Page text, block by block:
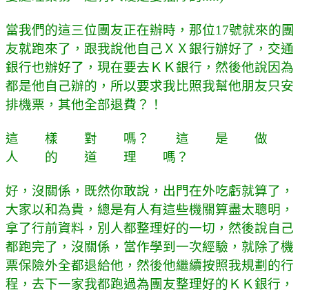
當我們的這三位團友正在辦時，那位17號就來的團
友就跑來了，跟我說他自己ＸＸ銀行辦好了，交通
銀行也辦好了，現在要去ＫＫ銀行，然後他說因為
都是他自己辦的，所以要求我比照我幫他朋友只安
排機票，其他全部退費？！
這 樣 對 嗎？ 這 是 做
人 的 道 理 嗎？
好，沒關係，既然你敢說，出門在外吃虧就算了，
大家以和為貴，總是有人有這些機關算盡太聰明，
拿了行前資料，別人都整理好的一切，然後說自己
都跑完了，沒關係，當作學到一次經驗，就除了機
票保險外全都退給他，然後他繼續按照我規劃的行
程，去下一家我都跑過為團友整理好的ＫＫ銀行，